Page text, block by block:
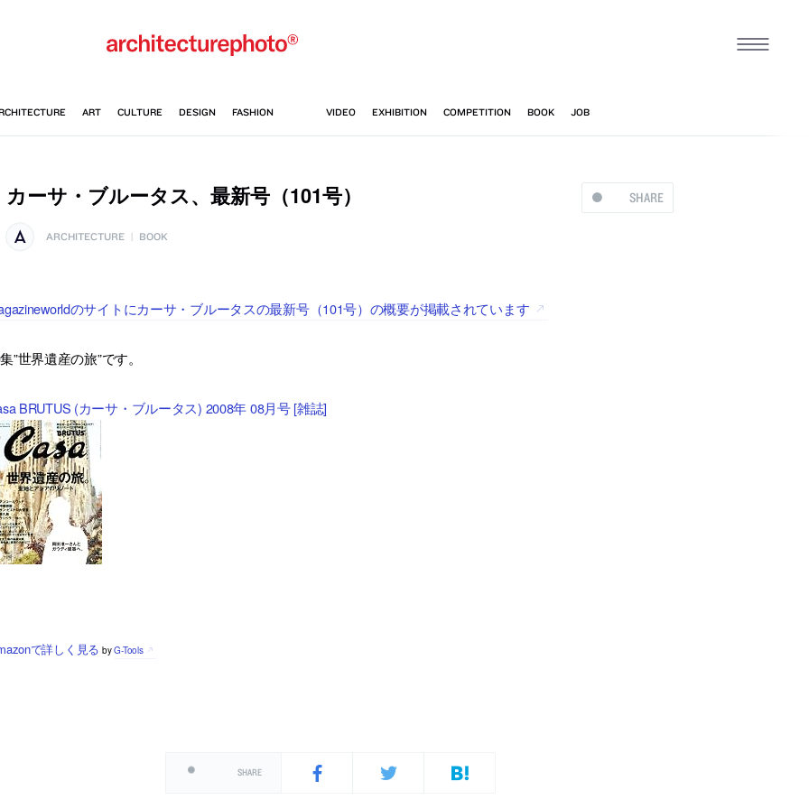
SHARE
カーサ・ブルータス、最新号（101号）
ARCHITECTURE BOOK
のサイトにカーサ・ブルータスの最新号（101号）の概要が掲載されています
”世界遺産の旅”です。
BRUTUS (カーサ・ブルータス) 2008年 08月号 [雑誌]
で詳しく見る byG-Tools
SHARE